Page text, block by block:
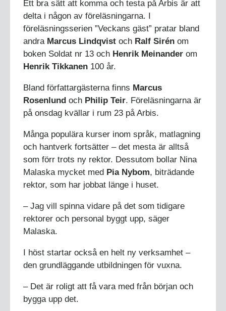
Ett bra sätt att komma och testa på Arbis är att
delta i någon av föreläsningarna. I
föreläsningsserien ”Veckans gäst” pratar bland
andra Marcus Lindqvistoch Ralf Sirénom
boken Soldat nr 13 och Henrik Meinanderom
Henrik Tikkanen100 år.
Bland författargästerna finns Marcus
Rosenlundoch Philip Teir. Föreläsningarna är
på onsdag kvällar i rum 23 på Arbis.
Många populära kurser inom språk, matlagning
och hantverk fortsätter – det mesta är alltså
som förr trots ny rektor. Dessutom bollar Nina
Malaska mycket med Pia Nybom, biträdande
rektor, som har jobbat länge i huset.
– Jag vill spinna vidare på det som tidigare
rektorer och personal byggt upp, säger
Malaska.
I höst startar också en helt ny verksamhet –
den grundläggande utbildningen för vuxna.
– Det är roligt att få vara med från början och
bygga upp det.